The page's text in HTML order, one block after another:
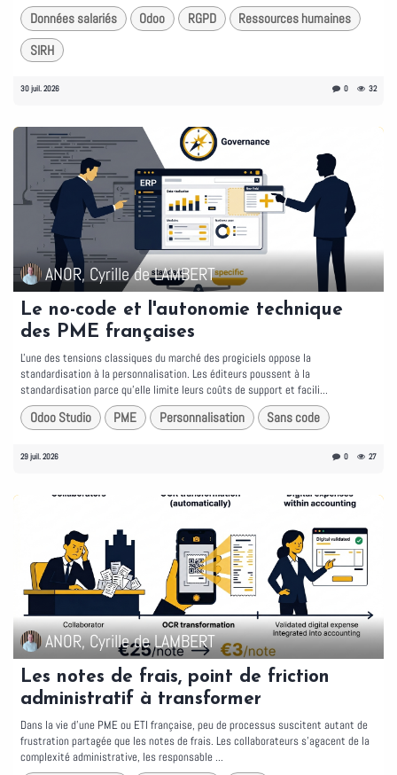
Données salariés Odoo RGPD
Ressources humaines
SIRH
30 juil. 2026 0 32
ANOR, Cyrille de LAMBERT
Le no-code et l'autonomie technique
des PME françaises
L'une des tensions classiques du marché des progiciels oppose la
standardisation à la personnalisation. Les éditeurs poussent à la
standardisation parce qu'elle limite leurs coûts de support et facili...
Odoo Studio PME Personnalisation Sans code
29 juil. 2026 0 27
ANOR, Cyrille de LAMBERT
Les notes de frais, point de friction
administratif à transformer
Dans la vie d'une PME ou ETI française, peu de processus suscitent autant de
frustration partagée que les notes de frais. Les collaborateurs s'agacent de la
complexité administrative, les responsable ...